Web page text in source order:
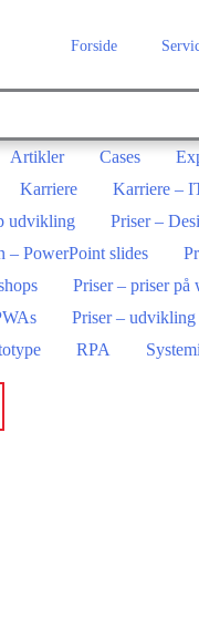
Forside
Artikler Cases
Karriere Karriere –
udvikling Priser –
– PowerPoint slides
Priser – priser
Priser – udvikling
RPA